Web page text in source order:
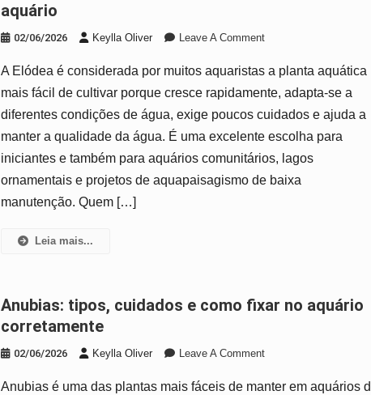
aquário
02/06/2026 Keylla Oliver Leave A CommentOn
A
Planta
Aquática
Fácil
De
Cultivar
A Elódea é considerada por muitos aquaristas a planta aquática
mais fácil de cultivar porque cresce rapidamente, adapta-se a
diferentes condições de água, exige poucos cuidados e ajuda a
manter a qualidade da água. É uma excelente escolha para
iniciantes e também para aquários comunitários, lagos
ornamentais e projetos de aquapaisagismo de baixa
manutenção. Quem […]
Leia mais...
Anubias: tipos, cuidados e como fixar no aquário
corretamente
02/06/2026 Keylla Oliver Leave A CommentOn
Tipos,
Anubias é uma das plantas mais fáceis de manter em aquários